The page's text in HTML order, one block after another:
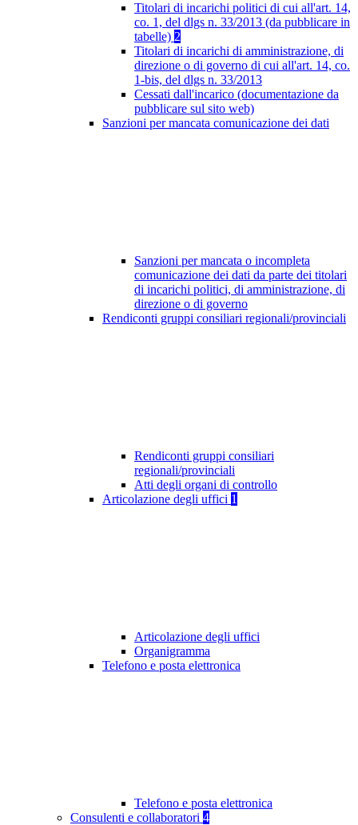
Titolari di incarichi politici di cui all'art. 14,
co. 1, del dlgs n. 33/2013 (da pubblicare in
tabelle) 2
Titolari di incarichi di amministrazione, di
direzione o di governo di cui all'art. 14, co.
1-bis, del dlgs n. 33/2013
Cessati dall'incarico (documentazione da
pubblicare sul sito web)
Sanzioni per mancata comunicazione dei dati
Sanzioni per mancata o incompleta
comunicazione dei dati da parte dei titolari
di incarichi politici, di amministrazione, di
direzione o di governo
Rendiconti gruppi consiliari regionali/provinciali
Rendiconti gruppi consiliari
regionali/provinciali
Atti degli organi di controllo
Articolazione degli uffici 1
Articolazione degli uffici
Organigramma
Telefono e posta elettronica
Telefono e posta elettronica
Consulenti e collaboratori 4